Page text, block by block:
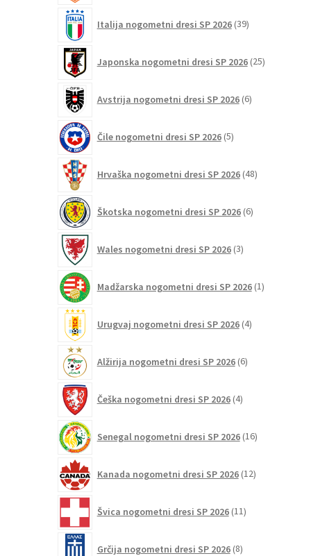
Italija nogometni dresi SP 2026 39izdelkov
Japonska nogometni dresi SP 2026 25izdelkov
Avstrija nogometni dresi SP 2026 6izdelkov
Čile nogometni dresi SP 2026 5izdelkov
Hrvaška nogometni dresi SP 2026 48izdelkov
Škotska nogometni dresi SP 2026 6izdelkov
Wales nogometni dresi SP 2026 3izdelki
Madžarska nogometni dresi SP 2026 1izdelek
Urugvaj nogometni dresi SP 2026 4izdelki
Alžirija nogometni dresi SP 2026 6izdelkov
Češka nogometni dresi SP 2026 4izdelki
Senegal nogometni dresi SP 2026 16izdelkov
Kanada nogometni dresi SP 2026 12izdelkov
Švica nogometni dresi SP 2026 11izdelkov
Grčija nogometni dresi SP 2026 8